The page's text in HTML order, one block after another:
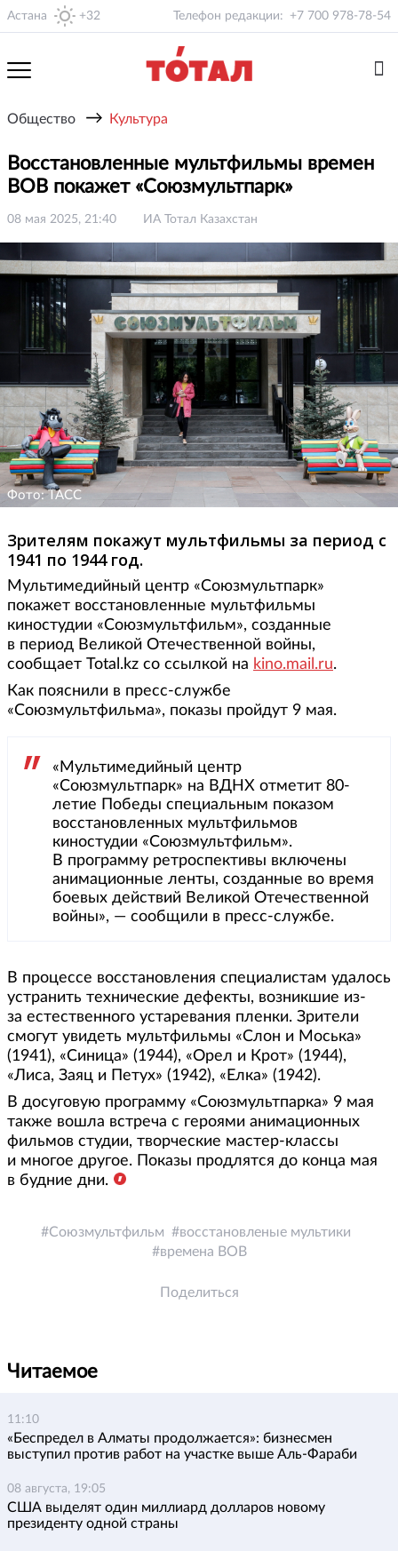
Астана +32 Телефон редакции: +7 700 978-78-54
Общество → Культура
Восстановленные мультфильмы времен
ВОВ покажет «Союзмультпарк»
08 мая 2025, 21:40 ИА Тотал Казахстан
Фото: ТАСС
Зрителям покажут мультфильмы за период с
1941 по 1944 год.
Мультимедийный центр «Союзмультпарк»
покажет восстановленные мультфильмы
киностудии «Союзмультфильм», созданные
в период Великой Отечественной войны,
сообщает Total.kz со ссылкой на kino.mail.ru.
Как пояснили в пресс-службе
«Союзмультфильма», показы пройдут 9 мая.
«Мультимедийный центр
«Союзмультпарк» на ВДНХ отметит 80-
летие Победы специальным показом
восстановленных мультфильмов
киностудии «Союзмультфильм».
В программу ретроспективы включены
анимационные ленты, созданные во время
боевых действий Великой Отечественной
войны», — сообщили в пресс-службе.
В процессе восстановления специалистам удалось
устранить технические дефекты, возникшие из-
за естественного устаревания пленки. Зрители
смогут увидеть мультфильмы «Слон и Моська»
(1941), «Синица» (1944), «Орел и Крот» (1944),
«Лиса, Заяц и Петух» (1942), «Елка» (1942).
В досуговую программу «Союзмультпарка» 9 мая
также вошла встреча с героями анимационных
фильмов студии, творческие мастер-классы
и многое другое. Показы продлятся до конца мая
в будние дни.
Союзмультфильм
восстановленые мультики
времена ВОВ
Поделиться
Читаемое
11:10
«Беспредел в Алматы продолжается»: бизнесмен
выступил против работ на участке выше Аль-Фараби
08 августа, 19:05
США выделят один миллиард долларов новому
президенту одной страны